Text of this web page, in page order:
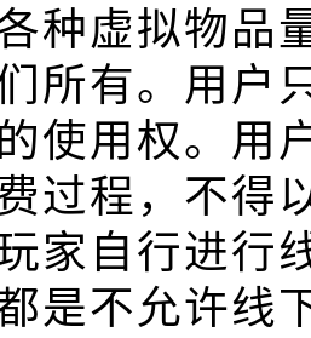
种虚拟物品
所有。用户
使用权。用
过程，不得
家自行进行
是不允许线